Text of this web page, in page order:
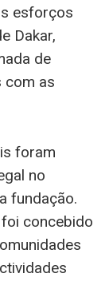
esforços
Dakar,
de
com as
foram
no
fundação.
concebido